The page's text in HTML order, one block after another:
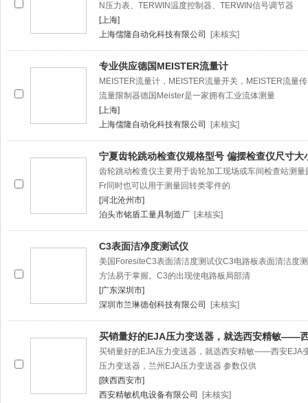
N压力表、TERWIN温度控制器、TERWIN信号调节器
[上海]
上海儒隆自动化科技有限公司
[未核实]
专业供应德国MEISTER流量计
MEISTER流量计，MEISTER流量开关，MEISTER流量
流量限制器德国Meister是一家拥有工业流体测量
[上海]
上海儒隆自动化科技有限公司
[未核实]
宁夏齿轮跳动检查仪规格型号 偏摆检查仪尺寸大
齿轮跳动检查仪主要用于齿轮加工现场或车间检查站测
Fr同时也可以用于测量回转类零件的
[河北沧州市]
泊头市铭盾工量具制造厂 [未核实]
C3表面洁净度测试仪
美国ForesiteC3表面清洁度测试仪C3电路板表面清洁度
方法易于掌握。C3的出现使电路板局部清
[广东深圳市]
深圳市兰琳德创科技有限公司
[未核实]
买销量好的EJA压力变送器，就选西安精敏——
买销量好的EJA压力变送器，就选西安精敏——西安EJA
压力变送器，兰州EJA压力变送器 参数仅供
[陕西西安市]
西安精敏机电设备有限公司
[未核实]